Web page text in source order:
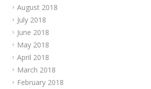
August 2018
July 2018
June 2018
May 2018
April 2018
March 2018
February 2018